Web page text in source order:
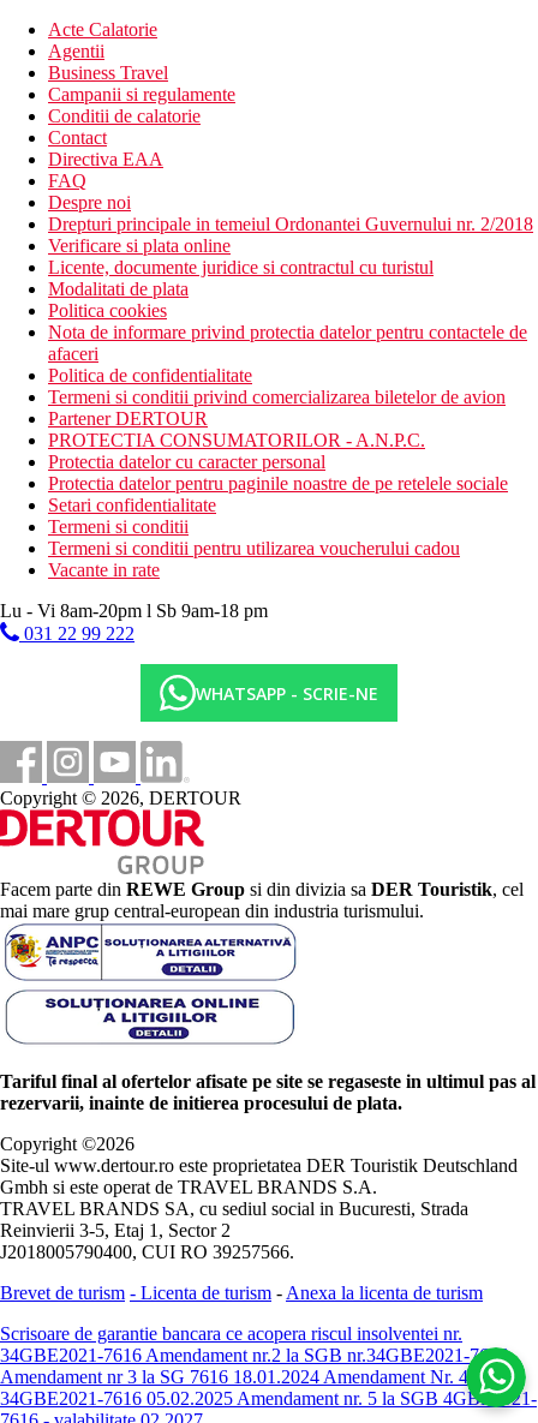
Acte Calatorie
Agentii
Business Travel
Campanii si regulamente
Conditii de calatorie
Contact
Directiva EAA
FAQ
Despre noi
Drepturi principale in temeiul Ordonantei Guvernului nr. 2/2018
Verificare si plata online
Licente, documente juridice si contractul cu turistul
Modalitati de plata
Politica cookies
Nota de informare privind protectia datelor pentru contactele de
afaceri
Politica de confidentialitate
Termeni si conditii privind comercializarea biletelor de avion
Partener DERTOUR
PROTECTIA CONSUMATORILOR - A.N.P.C.
Protectia datelor cu caracter personal
Protectia datelor pentru paginile noastre de pe retelele sociale
Setari confidentialitate
Termeni si conditii
Termeni si conditii pentru utilizarea voucherului cadou
Vacante in rate
Lu - Vi 8am-20pm l Sb 9am-18 pm
031 22 99 222
WHATSAPP - SCRIE-NE
Copyright © 2026, DERTOUR
Facem parte din REWE Group si din divizia sa DER Touristik, cel
mai mare grup central-european din industria turismului.
Tariful final al ofertelor afisate pe site se regaseste in ultimul pas al
rezervarii, inainte de initierea procesului de plata.
Copyright ©2026
Site-ul www.dertour.ro este proprietatea DER Touristik Deutschland
Gmbh si este operat de TRAVEL BRANDS S.A.
TRAVEL BRANDS SA, cu sediul social in Bucuresti, Strada
Reinvierii 3-5, Etaj 1, Sector 2
J2018005790400, CUI RO 39257566.
Brevet de turism - Licenta de turism - Anexa la licenta de turism
Scrisoare de garantie bancara ce acopera riscul insolventei nr.
34GBE2021-7616 Amendament nr.2 la SGB nr.34GBE2021-7616
Amendament nr 3 la SG 7616 18.01.2024 Amendament Nr. 4 -
34GBE2021-7616 05.02.2025 Amendament nr. 5 la SGB 4GBE2021-